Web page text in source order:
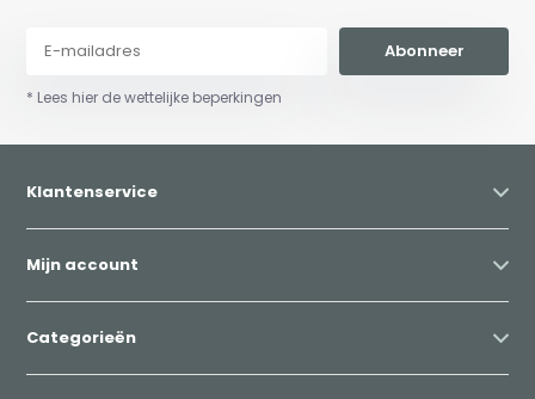
Abonneer
* Lees hier de wettelijke beperkingen
Klantenservice
Mijn account
Categorieën